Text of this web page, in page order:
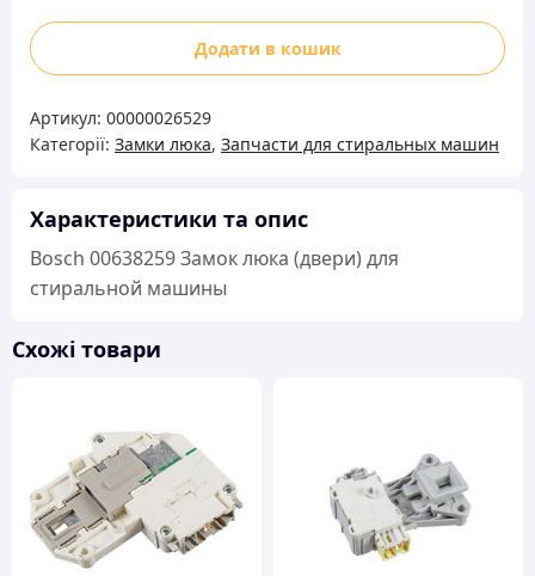
Bosch
00638259
люка
(двери)
стиральной
кількість
Додати в кошик
Артикул: 00000026529
Категорії: Замки люка, Запчасти для стиральных машин
Характеристики та опис
Bosch 00638259 Замок люка (двери) для
стиральной машины
Схожі товари